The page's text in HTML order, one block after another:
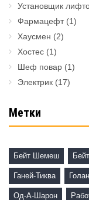
Установщик
Фармацефт(1)
Хаусмен (2)
Хостес (1)
Шеф повар (1)
Электрик (17)
Метки
Бейт Шемеш
Ганей-Тиква
Од-А-Шарон